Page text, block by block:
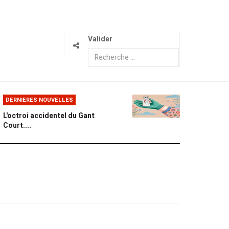
Valider
DERNIERES NOUVELLES
L'octroi accidentel du Gant
Court....